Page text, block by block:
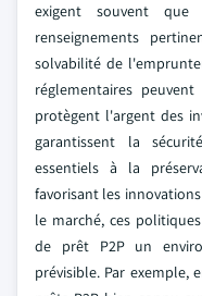
exigent souvent
renseignements
solvabilité de
réglementaires
protègent l'argent des
garantissent la
essentiels à la
favorisant les
le marché, ces
de prêt P2P un
prévisible. Par exemple,